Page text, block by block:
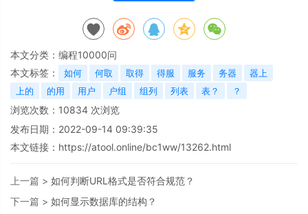
本文分类： 编程10000问
本文标签：
如何 何取 取得 得服 服务 务器
器上
上的
的用 用户 户组 组列 列表 表？ ？
浏览次数： 10834 次浏览
发布日期：2022-09-14 09:39:35
本文链接： https://atool.online/bc1ww/13262.html
上一篇 > 如何判断URL格式是否符合规范？
下一篇 > 如何显示数据库的结构？